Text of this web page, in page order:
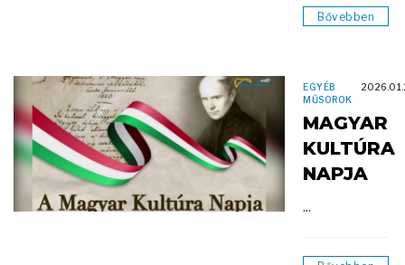
Bővebben
EGYÉB
MŰSOROK
MAGYAR
KULTÚRA
NAPJA
...